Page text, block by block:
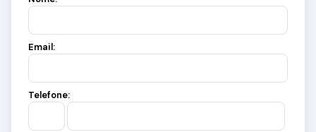
Email:
Telefone: